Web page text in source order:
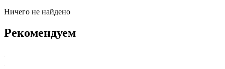
Ничего не найдено
Рекомендуем